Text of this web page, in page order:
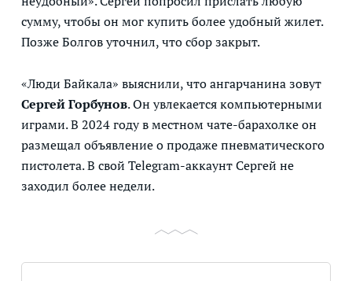
сумму, чтобы он мог купить более удобный жилет.
Позже Болгов уточнил, что сбор закрыт.
«Люди Байкала» выяснили, что ангарчанина зовут
Сергей Горбунов. Он увлекается компьютерными
играми. В 2024 году в местном чате-барахолке он
размещал объявление о продаже пневматического
пистолета. В свой Telegram-аккаунт Сергей не
заходил более недели.